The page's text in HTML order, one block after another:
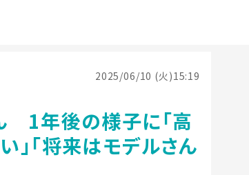
2025/06/10 (火)15:19
1年後の様子に「高
」「将来はモデルさん